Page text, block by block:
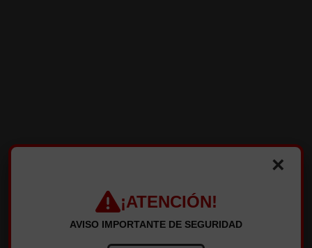
PEDIDO ONLINE
CONTACTO
×
¡ATENCIÓN!
AVISO IMPORTANTE DE SEGURIDAD